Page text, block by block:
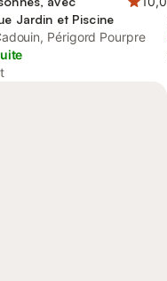
Jardin et Piscine
Périgord Pourpre